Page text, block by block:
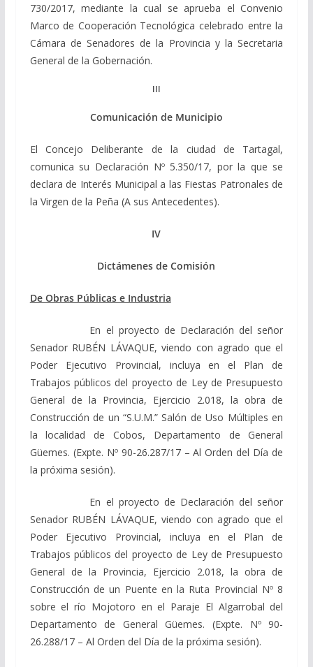
730/2017, mediante la cual se aprueba el Convenio
Marco de Cooperación Tecnológica celebrado entre la
Cámara de Senadores de la Provincia y la Secretaria
General de la Gobernación.
III
Comunicación de Municipio
El Concejo Deliberante de la ciudad de Tartagal,
comunica su Declaración Nº 5.350/17, por la que se
declara de Interés Municipal a las Fiestas Patronales de
la Virgen de la Peña (A sus Antecedentes).
IV
Dictámenes de Comisión
De Obras Públicas e Industria
En el proyecto de Declaración del señor
Senador RUBÉN LÁVAQUE, viendo con agrado que el
Poder Ejecutivo Provincial, incluya en el Plan de
Trabajos públicos del proyecto de Ley de Presupuesto
General de la Provincia, Ejercicio 2.018, la obra de
Construcción de un “S.U.M.” Salón de Uso Múltiples en
la localidad de Cobos, Departamento de General
Güemes. (Expte. Nº 90-26.287/17 – Al Orden del Día de
la próxima sesión).
En el proyecto de Declaración del señor
Senador RUBÉN LÁVAQUE, viendo con agrado que el
Poder Ejecutivo Provincial, incluya en el Plan de
Trabajos públicos del proyecto de Ley de Presupuesto
General de la Provincia, Ejercicio 2.018, la obra de
Construcción de un Puente en la Ruta Provincial Nº 8
sobre el río Mojotoro en el Paraje El Algarrobal del
Departamento de General Güemes. (Expte. Nº 90-
26.288/17 – Al Orden del Día de la próxima sesión).